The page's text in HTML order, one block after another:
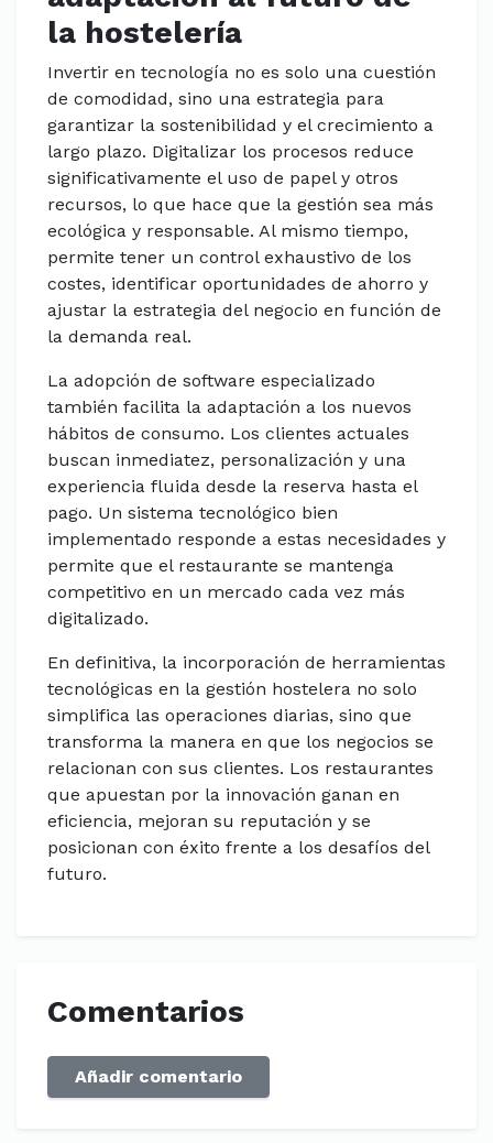
la hostelería
Invertir en tecnología no es solo una cuestión
de comodidad, sino una estrategia para
garantizar la sostenibilidad y el crecimiento a
largo plazo. Digitalizar los procesos reduce
significativamente el uso de papel y otros
recursos, lo que hace que la gestión sea más
ecológica y responsable. Al mismo tiempo,
permite tener un control exhaustivo de los
costes, identificar oportunidades de ahorro y
ajustar la estrategia del negocio en función de
la demanda real.
La adopción de software especializado
también facilita la adaptación a los nuevos
hábitos de consumo. Los clientes actuales
buscan inmediatez, personalización y una
experiencia fluida desde la reserva hasta el
pago. Un sistema tecnológico bien
implementado responde a estas necesidades y
permite que el restaurante se mantenga
competitivo en un mercado cada vez más
digitalizado.
En definitiva, la incorporación de herramientas
tecnológicas en la gestión hostelera no solo
simplifica las operaciones diarias, sino que
transforma la manera en que los negocios se
relacionan con sus clientes. Los restaurantes
que apuestan por la innovación ganan en
eficiencia, mejoran su reputación y se
posicionan con éxito frente a los desafíos del
futuro.
Comentarios
Añadir comentario